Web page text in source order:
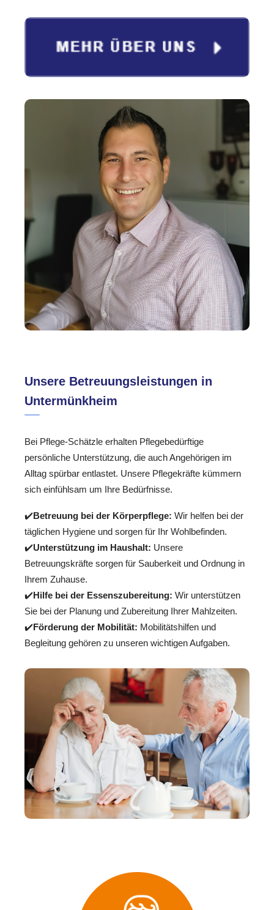
Unsere Betreuungsleistungen in
Untermünkheim
Bei Pflege-Schätzle erhalten Pflegebedürftige
persönliche Unterstützung, die auch Angehörigen im
Alltag spürbar entlastet. Unsere Pflegekräfte kümmern
sich einfühlsam um Ihre Bedürfnisse.
✔️Betreuung bei der Körperpflege: Wir helfen bei der
täglichen Hygiene und sorgen für Ihr Wohlbefinden.
✔️Unterstützung im Haushalt: Unsere
Betreuungskräfte sorgen für Sauberkeit und Ordnung in
Ihrem Zuhause.
✔️Hilfe bei der Essenszubereitung: Wir unterstützen
Sie bei der Planung und Zubereitung Ihrer Mahlzeiten.
✔️Förderung der Mobilität: Mobilitätshilfen und
Begleitung gehören zu unseren wichtigen Aufgaben.